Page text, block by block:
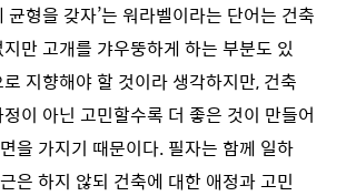
균형을 갖자’는 워라벨이라는 단어는 건축
만 고개를 갸우뚱하게 하는 부분도 있
지향해야 할 것이라 생각하지만, 건축
이 아닌 고민할수록 더 좋은 것이 만들어
을 가지기 때문이다. 필자는 함께 일하
은 하지 않되 건축에 대한 애정과 고민